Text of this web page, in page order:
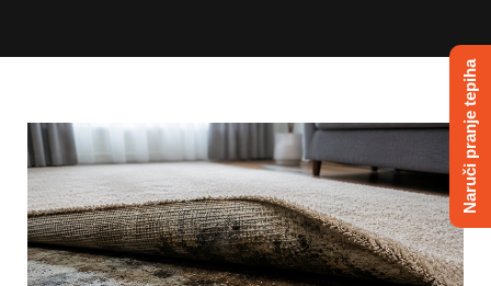
Naruči pranje tepiha